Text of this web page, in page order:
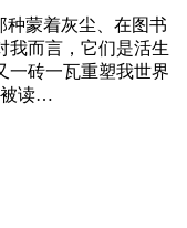
种蒙着灰尘、在图书
我而言，它们是活生
一砖一瓦重塑我世界
被读…